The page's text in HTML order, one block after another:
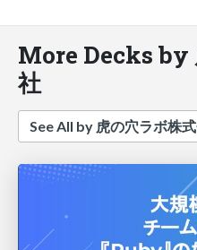
More Decks by
社
See All by 虎の穴ラボ株